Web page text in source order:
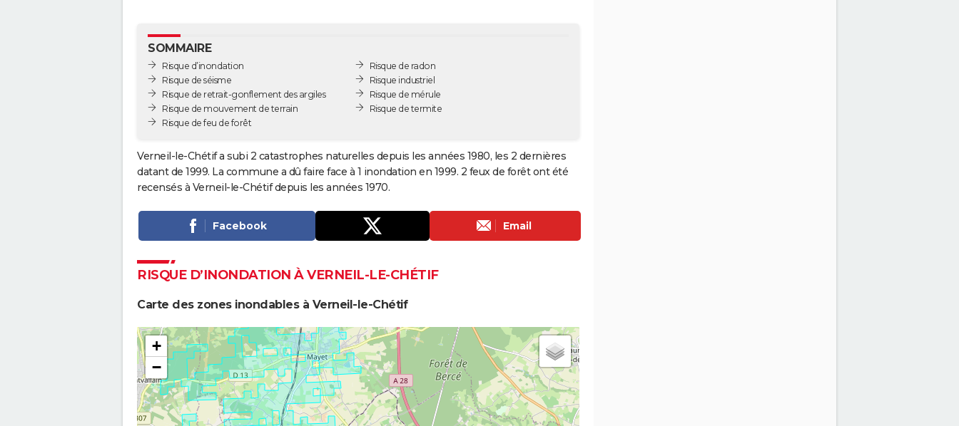
SOMMAIRE
Risque d’inondation
Risque de séisme
Risque de retrait-gonflement des argiles
Risque de mouvement de terrain
Risque de feu de forêt
Risque de radon
Risque industriel
Risque de mérule
Risque de termite
Verneil-le-Chétif a subi 2 catastrophes naturelles depuis les années 1980, les 2 dernières
datant de 1999. La commune a dû faire face à 1 inondation en 1999. 2 feux de forêt ont été
recensés à Verneil-le-Chétif depuis les années 1970.
Facebook Email
RISQUE D’INONDATION À VERNEIL-LE-CHÉTIF
Carte des zones inondables à Verneil-le-Chétif
+
−